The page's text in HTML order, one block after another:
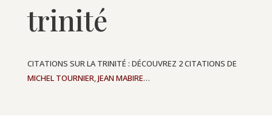
trinité
CITATIONS SUR LA TRINITÉ : DÉCOUVREZ 2 CITATIONS DE
MICHEL TOURNIER,JEAN MABIRE…